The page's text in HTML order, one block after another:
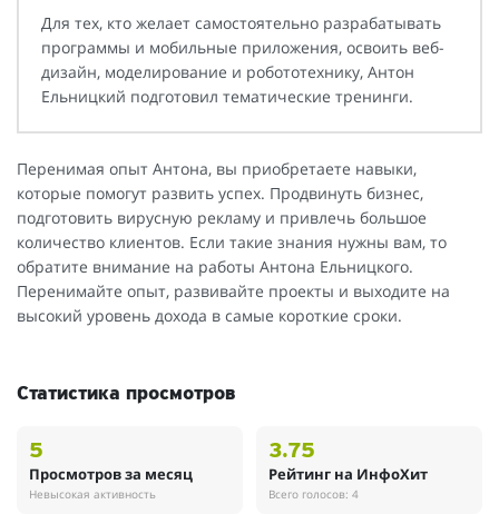
Для тех, кто желает самостоятельно разрабатывать
программы и мобильные приложения, освоить веб-
дизайн, моделирование и робототехнику, Антон
Ельницкий подготовил тематические тренинги.
Перенимая опыт Антона, вы приобретаете навыки,
которые помогут развить успех. Продвинуть бизнес,
подготовить вирусную рекламу и привлечь большое
количество клиентов. Если такие знания нужны вам, то
обратите внимание на работы Антона Ельницкого.
Перенимайте опыт, развивайте проекты и выходите на
высокий уровень дохода в самые короткие сроки.
Статистика просмотров
5
Просмотров за месяц
Невысокая активность
3.75
Рейтинг на ИнфоХит
Всего голосов: 4